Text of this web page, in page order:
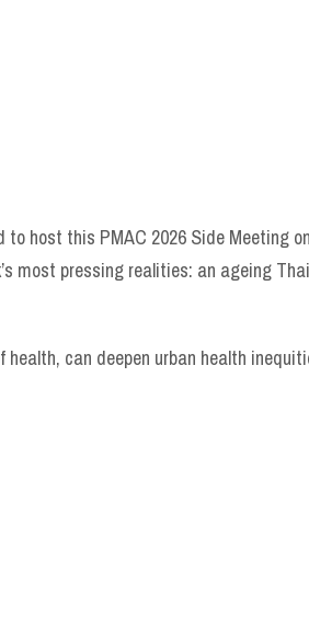
host this PMAC 2026 Side Meeting
most pressing realities: an ageing
can deepen urban health